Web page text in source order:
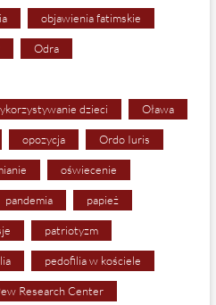
objawienia fatimskie
Odra
dzieci Oława
opozycja Ordo Iuris
oświecenie
pandemia papież
patriotyzm
pedofilia w kościele
Research Center